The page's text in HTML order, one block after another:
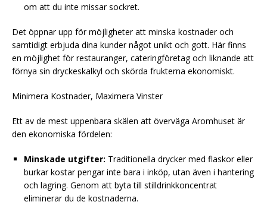
om att du inte missar sockret.
Det öppnar upp för möjligheter att minska kostnader och
samtidigt erbjuda dina kunder något unikt och gott. Här finns
en möjlighet för restauranger, cateringföretag och liknande att
förnya sin dryckeskalkyl och skörda frukterna ekonomiskt.
Minimera Kostnader, Maximera Vinster
Ett av de mest uppenbara skälen att överväga Aromhuset är
den ekonomiska fördelen:
Minskade utgifter: Traditionella drycker med flaskor eller
burkar kostar pengar inte bara i inköp, utan även i hantering
och lagring. Genom att byta till stilldrinkkoncentrat
eliminerar du de kostnaderna.